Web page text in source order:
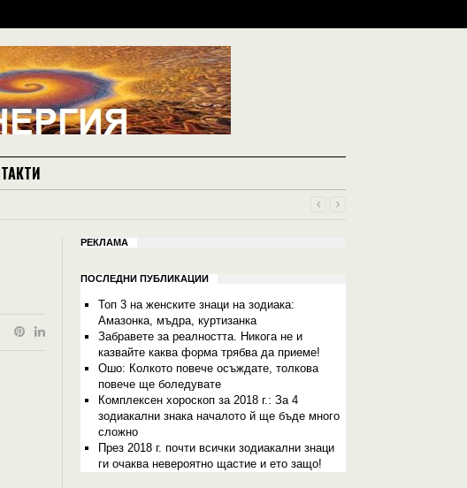
РЕКЛАМА
ПОСЛЕДНИ ПУБЛИКАЦИИ
Топ 3 на женските знаци на зодиака:
Амазонка, мъдра, куртизанка
Забравете за реалността. Никога не и
казвайте каква форма трябва да приеме!
Ошо: Колкото повече осъждате, толкова
повече ще боледувате
Комплексен хороскоп за 2018 г.: За 4
зодиакални знака началото й ще бъде много
сложно
През 2018 г. почти всички зодиакални знаци
ги очаква невероятно щастие и ето защо!